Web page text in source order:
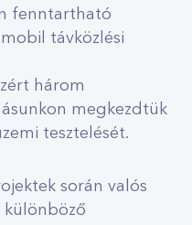
fenntartható
távközlési
három
megkezdtük
tesztelését.
során valós
különböző